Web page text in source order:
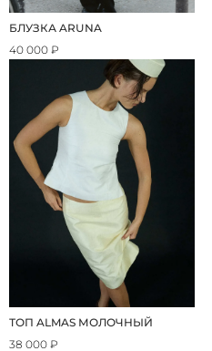
БЛУЗКА ARUNA
40 000 ₽
ТОП ALMAS МОЛОЧНЫЙ
38 000 ₽